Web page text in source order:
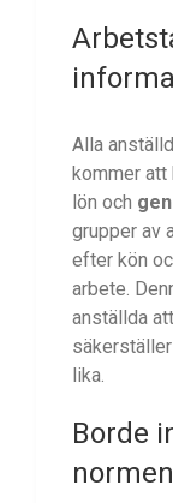
Alla
kommer att
lön och
grupper av
efter kön
arbete.
anställda
lika.
Borde